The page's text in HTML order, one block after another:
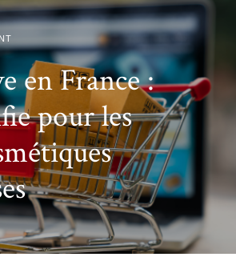
en France :
pour les